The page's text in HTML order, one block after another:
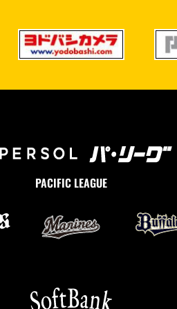
PACIFIC LEAGUE